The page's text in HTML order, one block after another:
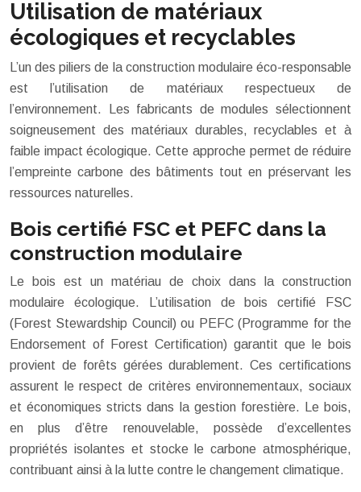
Utilisation de matériaux
écologiques et recyclables
L’un des piliers de la construction modulaire éco-responsable
est l’utilisation de matériaux respectueux de
l’environnement. Les fabricants de modules sélectionnent
soigneusement des matériaux durables, recyclables et à
faible impact écologique. Cette approche permet de réduire
l’empreinte carbone des bâtiments tout en préservant les
ressources naturelles.
Bois certifié FSC et PEFC dans la
construction modulaire
Le bois est un matériau de choix dans la construction
modulaire écologique. L’utilisation de bois certifié FSC
(Forest Stewardship Council) ou PEFC (Programme for the
Endorsement of Forest Certification) garantit que le bois
provient de forêts gérées durablement. Ces certifications
assurent le respect de critères environnementaux, sociaux
et économiques stricts dans la gestion forestière. Le bois,
en plus d’être renouvelable, possède d’excellentes
propriétés isolantes et stocke le carbone atmosphérique,
contribuant ainsi à la lutte contre le changement climatique.